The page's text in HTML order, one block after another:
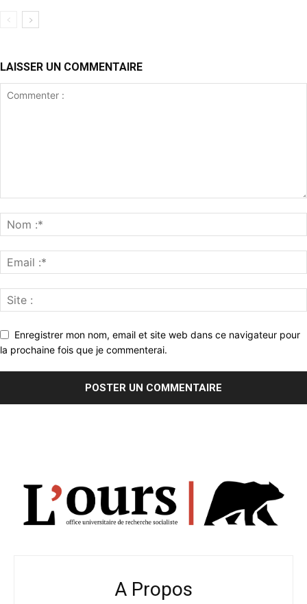
LAISSER UN COMMENTAIRE
Enregistrer mon nom, email et site web dans ce navigateur pour
la prochaine fois que je commenterai.
A Propos